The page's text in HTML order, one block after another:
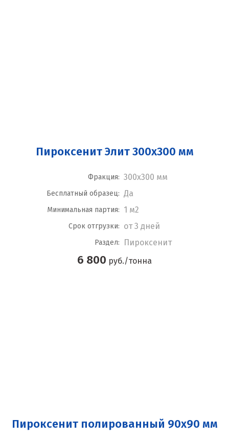
Пироксенит Элит 300x300 мм
Фракция: 300x300 мм
Бесплатный образец: Да
Минимальная партия: 1 м2
Срок отгрузки: от 3 дней
Раздел: Пироксенит
6 800 руб./тонна
Пироксенит полированный 90x90 мм